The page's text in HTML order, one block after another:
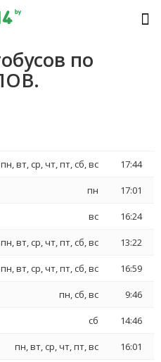
по
пн, вт, ср, чт, пт, сб, вс 17:44
пн 17:01
вс 16:24
пн, вт, ср, чт, пт, сб, вс 13:22
пн, вт, ср, чт, пт, сб, вс 16:59
пн, сб, вс 9:46
сб 14:46
пн, вт, ср, чт, пт, вс 16:01